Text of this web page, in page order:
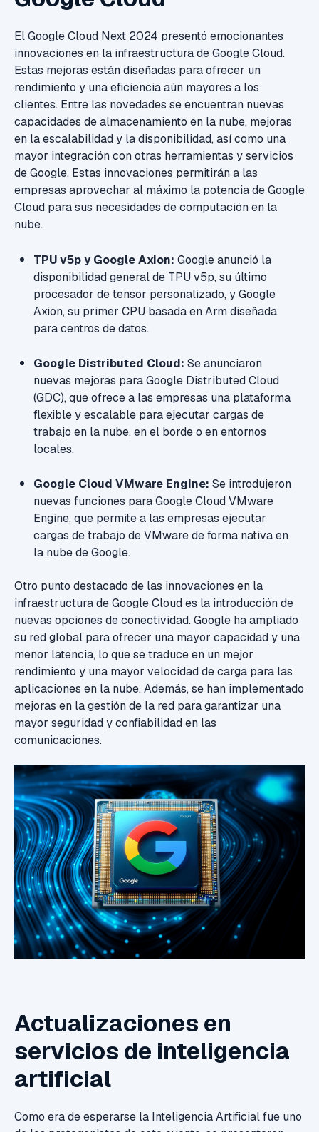
El Google Cloud Next 2024 presentó emocionantes
innovaciones en la infraestructura de Google Cloud.
Estas mejoras están diseñadas para ofrecer un
rendimiento y una eficiencia aún mayores a los
clientes. Entre las novedades se encuentran nuevas
capacidades de almacenamiento en la nube, mejoras
en la escalabilidad y la disponibilidad, así como una
mayor integración con otras herramientas y servicios
de Google. Estas innovaciones permitirán a las
empresas aprovechar al máximo la potencia de Google
Cloud para sus necesidades de computación en la
nube.
TPU v5p y Google Axion: Google anunció la
disponibilidad general de TPU v5p, su último
procesador de tensor personalizado, y Google
Axion, su primer CPU basada en Arm diseñada
para centros de datos.
Google Distributed Cloud: Se anunciaron
nuevas mejoras para Google Distributed Cloud
(GDC), que ofrece a las empresas una plataforma
flexible y escalable para ejecutar cargas de
trabajo en la nube, en el borde o en entornos
locales.
Google Cloud VMware Engine: Se introdujeron
nuevas funciones para Google Cloud VMware
Engine, que permite a las empresas ejecutar
cargas de trabajo de VMware de forma nativa en
la nube de Google.
Otro punto destacado de las innovaciones en la
infraestructura de Google Cloud es la introducción de
nuevas opciones de conectividad. Google ha ampliado
su red global para ofrecer una mayor capacidad y una
menor latencia, lo que se traduce en un mejor
rendimiento y una mayor velocidad de carga para las
aplicaciones en la nube. Además, se han implementado
mejoras en la gestión de la red para garantizar una
mayor seguridad y confiabilidad en las
comunicaciones.
Actualizaciones en
servicios de inteligencia
artificial
Como era de esperarse la Inteligencia Artificial fue uno